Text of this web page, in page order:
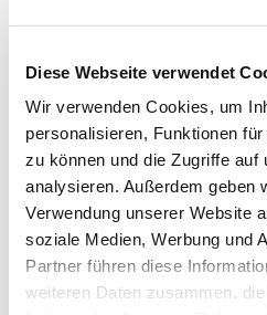
Diese Webseite verwendet
Wir verwenden Cookies, um
personalisieren, Funktionen
zu können und die Zugriffe auf
analysieren. Außerdem geben
Verwendung unserer Website
soziale Medien, Werbung und
Partner führen diese
weiteren Daten zusammen,
BETON U-STEIN
IN DEN